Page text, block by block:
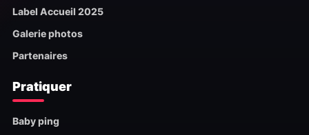
Label Accueil 2025
Galerie photos
Partenaires
Pratiquer
Baby ping